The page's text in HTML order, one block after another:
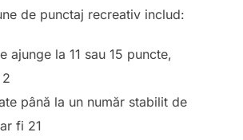
de punctaj recreativ includ:
ajunge la 11 sau 15 puncte,
până la un număr stabilit de
fi 21